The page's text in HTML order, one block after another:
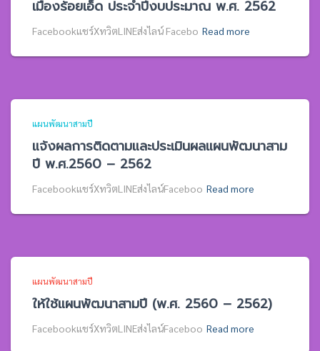
เมืองร้อยเอ็ด ประจำปีงบประมาณ พ.ศ. 2562
Facebookแชร์XทวิตLINEส่งไลน์ Facebo Read more
แผนพัฒนาสามปี
แจ้งผลการติดตามและประเมินผลแผนพัฒนาสาม
ปี พ.ศ.2560 – 2562
Facebookแชร์XทวิตLINEส่งไลน์Faceboo Read more
แผนพัฒนาสามปี
ให้ใช้แผนพัฒนาสามปี (พ.ศ. 2560 – 2562)
Facebookแชร์XทวิตLINEส่งไลน์Faceboo Read more